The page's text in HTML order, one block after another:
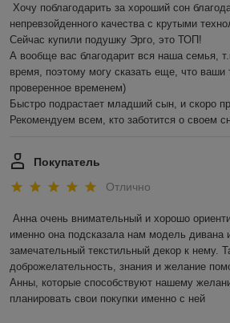
Хочу поблагодарить за хороший сон
непревзойденного качества с крутыми
Сейчас купили подушку Эрго, это ТОП!
А вообще вас благодарит вся наша семья,
время, поэтому могу сказать еще, что ваши
проверенное временем)
Быстро подрастает младший сын, и скоро
Рекомендуем всем, кто заботится о своем
Покупатель
Отлично
Анна очень внимательный и хорошо
именно она подсказала нам модель дивана
замечательный текстильный декор к нему.
доброжелательность, знания и желание
Анны, которые способствуют нашему
планировать свои покупки именно с ней